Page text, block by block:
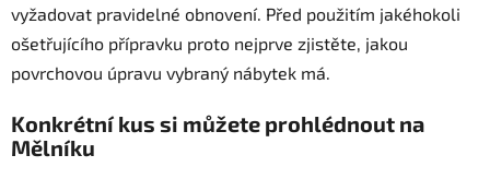
vyžadovat pravidelné obnovení. Před použitím jakéhokoli
ošetřujícího přípravku proto nejprve zjistěte, jakou
povrchovou úpravu vybraný nábytek má.
Konkrétní kus si můžete prohlédnout na
Mělníku